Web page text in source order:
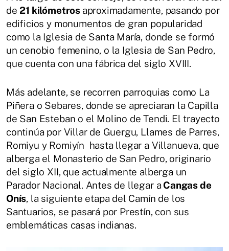
de21 kilómetros aproximadamente, pasando por
edificios y monumentos de gran popularidad
como la Iglesia de Santa María, donde se formó
un cenobio femenino, o la Iglesia de San Pedro,
que cuenta con una fábrica del siglo XVIII.
Más adelante, se recorren parroquias como La
Piñera o Sebares, donde se apreciaran la Capilla
de San Esteban o el Molino de Tendi. El trayecto
continúa por Villar de Guergu, Llames de Parres,
Romiyu y Romiyín hasta llegar a Villanueva, que
alberga el Monasterio de San Pedro, originario
del siglo XII, que actualmente alberga un
Parador Nacional. Antes de llegar a Cangas de
Onís, la siguiente etapa del Camín de los
Santuarios, se pasará por Prestín, con sus
emblemáticas casas indianas.